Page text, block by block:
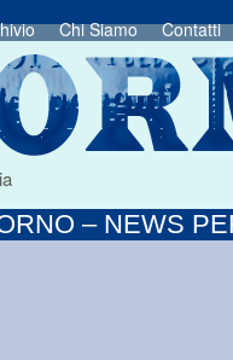
Chi Siamo Contatti
– NEWS